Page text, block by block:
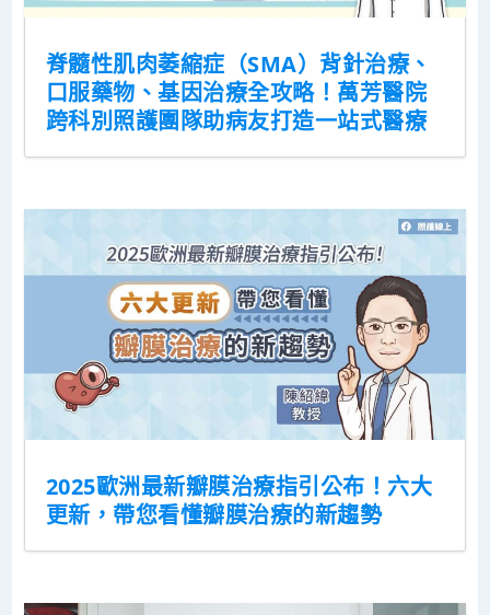
脊髓性肌肉萎縮症（SMA）背針治療、
口服藥物、基因治療全攻略！萬芳醫院
跨科別照護團隊助病友打造一站式醫療
2025歐洲最新瓣膜治療指引公布！六大
更新，帶您看懂瓣膜治療的新趨勢